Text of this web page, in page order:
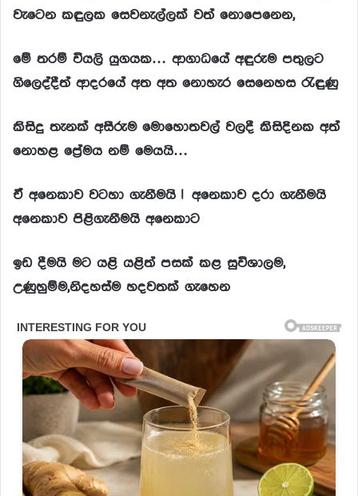
වැටෙන කඳුලක සෙවනැල්ලක් වත් නොපෙනෙන,
මේ තරම් වියලි යුගයක… ආගාධයේ අඳුරුම පතුලට
ගිලෙද්දීත් ආදරයේ අත අත නොහැර සෙනෙහස රැඳුණු
කිසිදු තැනක් අසීරුම මොහොතවල් වලදී කිසිදිනක අත්
නොහළ ප්‍රේමය නම් මෙයයි…
ඒ අනෙකාව වටහා ගැනීමයි ! අනෙකාව දරා ගැනීමයි
අනෙකාව පිළිගැනීමයි අනෙකාට
ඉඩ දීමයි මට යළි යළිත් පසක් කළ සුවිශාලම,
උණුහුම්ම,නිදහස්ම හදවතක් ගැහෙන